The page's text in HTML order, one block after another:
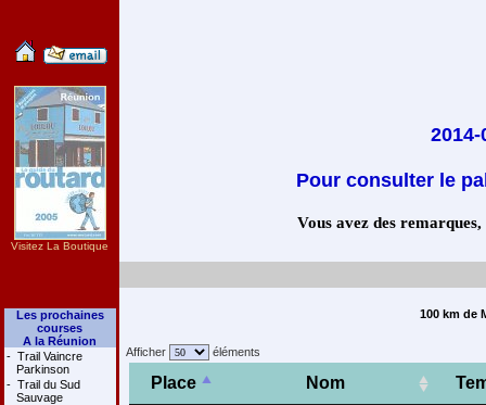
Visitez La Boutique
Les prochaines
courses
A la Réunion
- Trail Vaincre
Parkinson
- Trail du Sud
Sauvage
Pour consulter le
Vous avez des
100 km de
Afficher éléments
Place Nom